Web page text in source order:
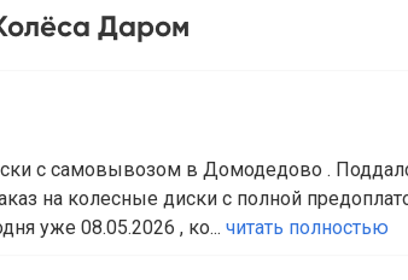
Даром
с самовывозом в Домодедово .
на колесные диски с полной
уже 08.05.2026 , ко... читать полностью